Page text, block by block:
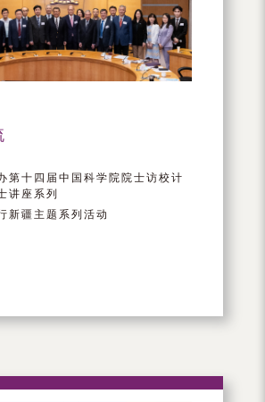
第十四届中国科学院院士访校计
讲座系列
新疆主题系列活动